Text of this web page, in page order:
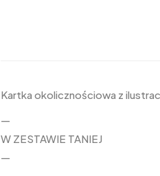
Kartka okolicznościowa z
—
W ZESTAWIE TANIEJ
—